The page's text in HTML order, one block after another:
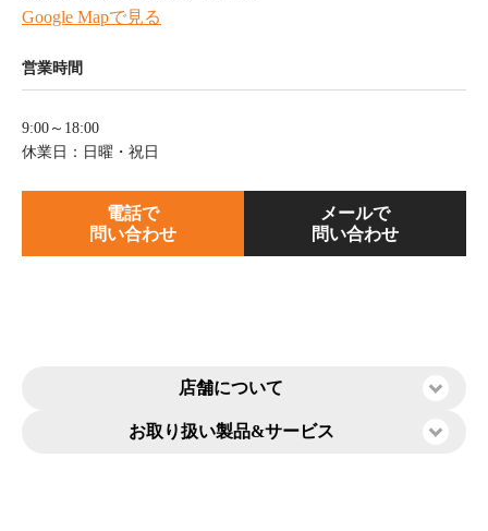
Google Mapで見る
営業時間
9:00～18:00
休業日：日曜・祝日
電話で
問い合わせ
メールで
問い合わせ
店舗について
お取り扱い製品&サービス